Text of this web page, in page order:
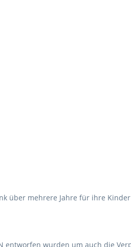
über mehrere Jahre für ihre
entworfen wurden um auch die